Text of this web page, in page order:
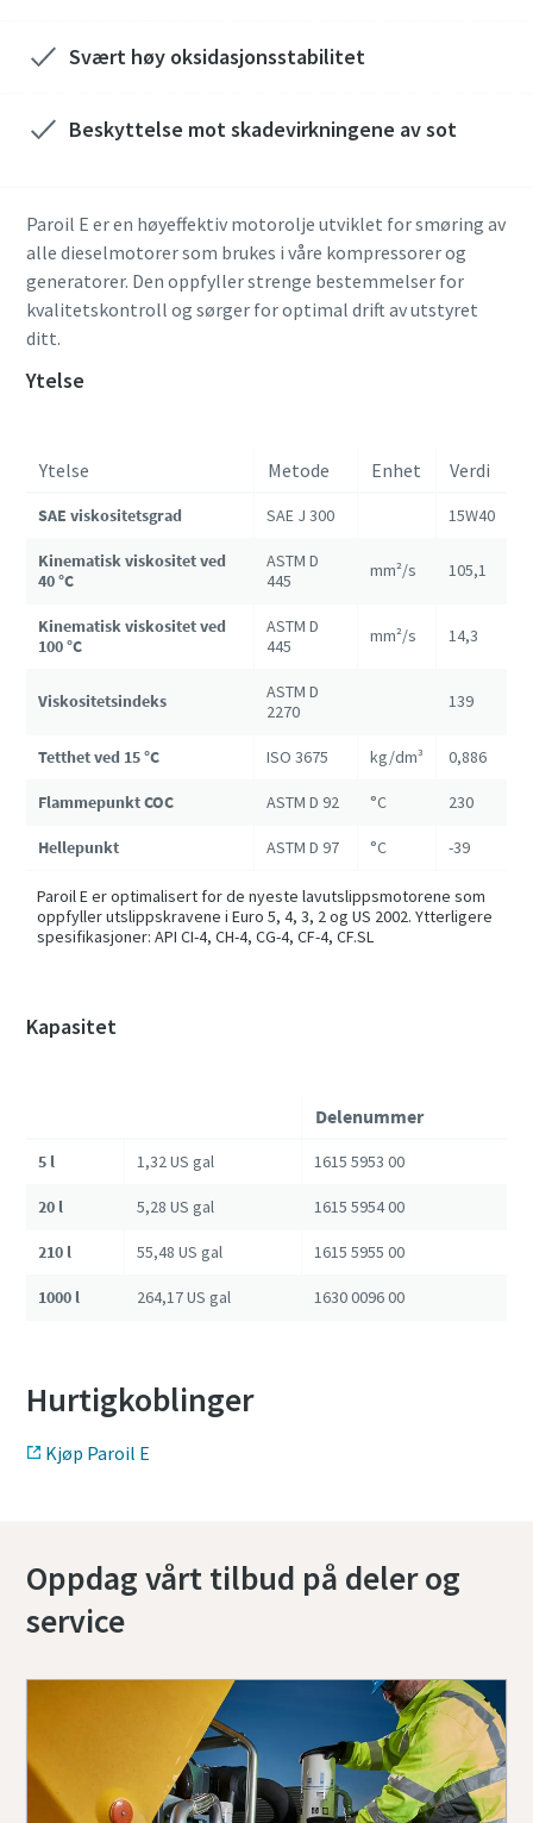
Svært høy oksidasjonsstabilitet
Beskyttelse mot skadevirkningene av sot
Paroil E er en høyeffektiv motorolje utviklet for smøring av
alle dieselmotorer som brukes i våre kompressorer og
generatorer. Den oppfyller strenge bestemmelser for
kvalitetskontroll og sørger for optimal drift av utstyret
ditt.
Ytelse
Ytelse Metode Enhet Verdi
SAE viskositetsgrad SAE J 300 15W40
Kinematisk viskositet ved
40 °C
ASTM D
445
mm²/s 105,1
Kinematisk viskositet ved
100 °C
ASTM D
445
mm²/s 14,3
Viskositetsindeks
ASTM D
2270
139
Tetthet ved 15 °C ISO 3675 kg/dm³ 0,886
Flammepunkt COC ASTM D 92 °C 230
Hellepunkt ASTM D 97 °C -39
Paroil E er optimalisert for de nyeste lavutslippsmotorene som
oppfyller utslippskravene i Euro 5, 4, 3, 2 og US 2002. Ytterligere
spesifikasjoner: API CI-4, CH-4, CG-4, CF-4, CF.SL
Kapasitet
Delenummer
5 l 1,32 US gal 1615 5953 00
20 l 5,28 US gal 1615 5954 00
210 l 55,48 US gal 1615 5955 00
1000 l 264,17 US gal 1630 0096 00
Hurtigkoblinger
Kjøp Paroil E
Oppdag vårt tilbud på deler og
service